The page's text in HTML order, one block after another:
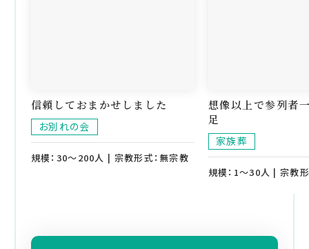
信頼しておまかせしました
お別れの会
規模：30～200人 | 宗教形式：無宗教
想像以上で参列者
足
家族葬
規模：1～30人 | 宗教